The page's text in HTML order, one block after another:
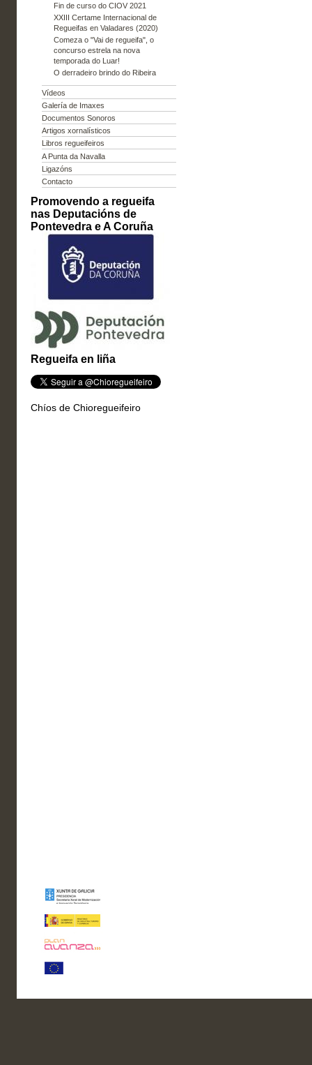
Fin de curso do CIOV 2021
XXIII Certame Internacional de
Regueifas en Valadares (2020)
Comeza o "Vai de regueifa", o
concurso estrela na nova
temporada do Luar!
O derradeiro brindo do Ribeira
Vídeos
Galería de Imaxes
Documentos Sonoros
Artigos xornalísticos
Libros regueifeiros
A Punta da Navalla
Ligazóns
Contacto
Promovendo a regueifa
nas Deputacións de
Pontevedra e A Coruña
Regueifa en liña
Chíos de Chioregueifeiro